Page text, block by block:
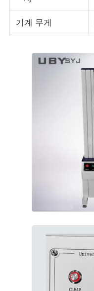
기계 무게